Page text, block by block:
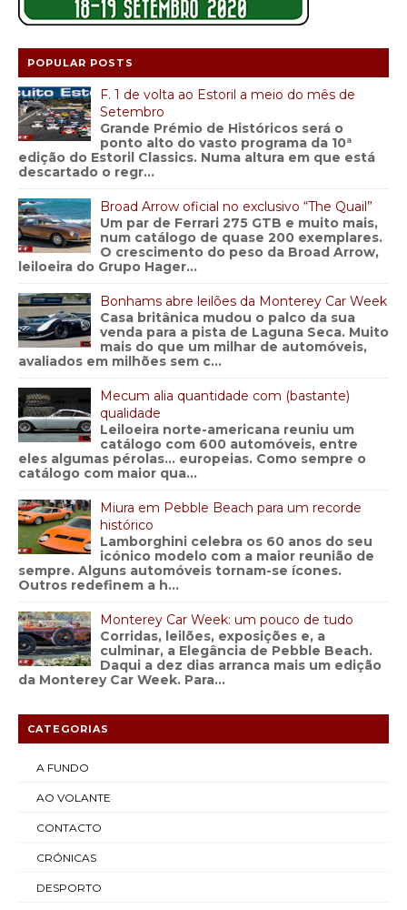
POPULAR POSTS
F. 1 de volta ao Estoril a meio do mês de
Setembro
Grande Prémio de Históricos será o
ponto alto do vasto programa da 10ª
edição do Estoril Classics. Numa altura em que está
descartado o regr...
Broad Arrow oficial no exclusivo “The Quail”
Um par de Ferrari 275 GTB e muito mais,
num catálogo de quase 200 exemplares.
O crescimento do peso da Broad Arrow,
leiloeira do Grupo Hager...
Bonhams abre leilões da Monterey Car Week
Casa britânica mudou o palco da sua
venda para a pista de Laguna Seca. Muito
mais do que um milhar de automóveis,
avaliados em milhões sem c...
Mecum alia quantidade com (bastante)
qualidade
Leiloeira norte-americana reuniu um
catálogo com 600 automóveis, entre
eles algumas pérolas… europeias. Como sempre o
catálogo com maior qua...
Miura em Pebble Beach para um recorde
histórico
Lamborghini celebra os 60 anos do seu
icónico modelo com a maior reunião de
sempre. Alguns automóveis tornam-se ícones.
Outros redefinem a h...
Monterey Car Week: um pouco de tudo
Corridas, leilões, exposições e, a
culminar, a Elegância de Pebble Beach.
Daqui a dez dias arranca mais um edição
da Monterey Car Week. Para...
CATEGORIAS
A FUNDO
AO VOLANTE
CONTACTO
CRÓNICAS
DESPORTO